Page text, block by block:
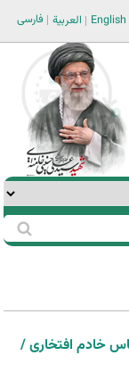
فارسی العربية English
خادم افتخاری /